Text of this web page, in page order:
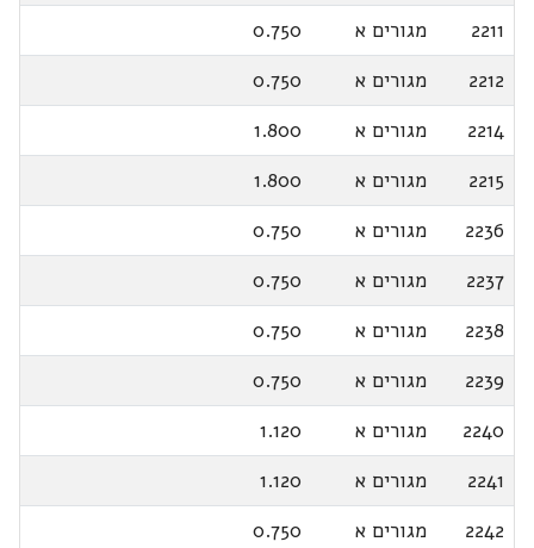
2211
מגורים א
0.750
2212
מגורים א
0.750
2214
מגורים א
1.800
2215
מגורים א
1.800
2236
מגורים א
0.750
2237
מגורים א
0.750
2238
מגורים א
0.750
2239
מגורים א
0.750
2240
מגורים א
1.120
2241
מגורים א
1.120
2242
מגורים א 0.750